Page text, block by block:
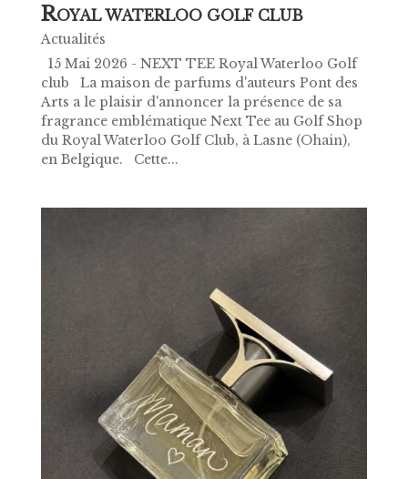
ROYAL WATERLOO GOLF CLUB
Actualités
15 Mai 2026 - NEXT TEE Royal Waterloo Golf
club La maison de parfums d'auteurs Pont des
Arts a le plaisir d'annoncer la présence de sa
fragrance emblématique Next Tee au Golf Shop
du Royal Waterloo Golf Club, à Lasne (Ohain),
en Belgique. Cette...